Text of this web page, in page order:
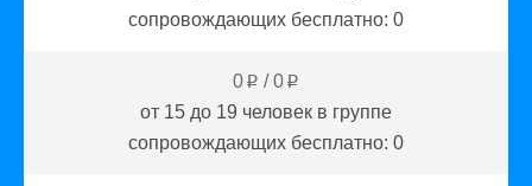
сопровождающих бесплатно: 0
0 p /0 p
от 15 до 19 человек в группе
сопровождающих бесплатно: 0